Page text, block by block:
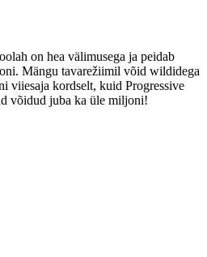
on hea välimusega ja peidab
Mängu tavarežiimil võid wildidega
viiesaja kordselt, kuid Progressive
võidud juba ka üle miljoni!